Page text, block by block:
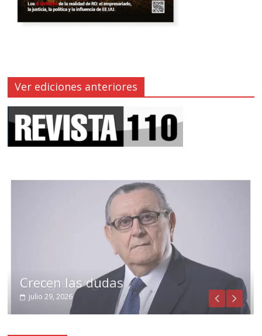
Ver ediciones anteriores
Crecen las dudas
julio 29, 2026